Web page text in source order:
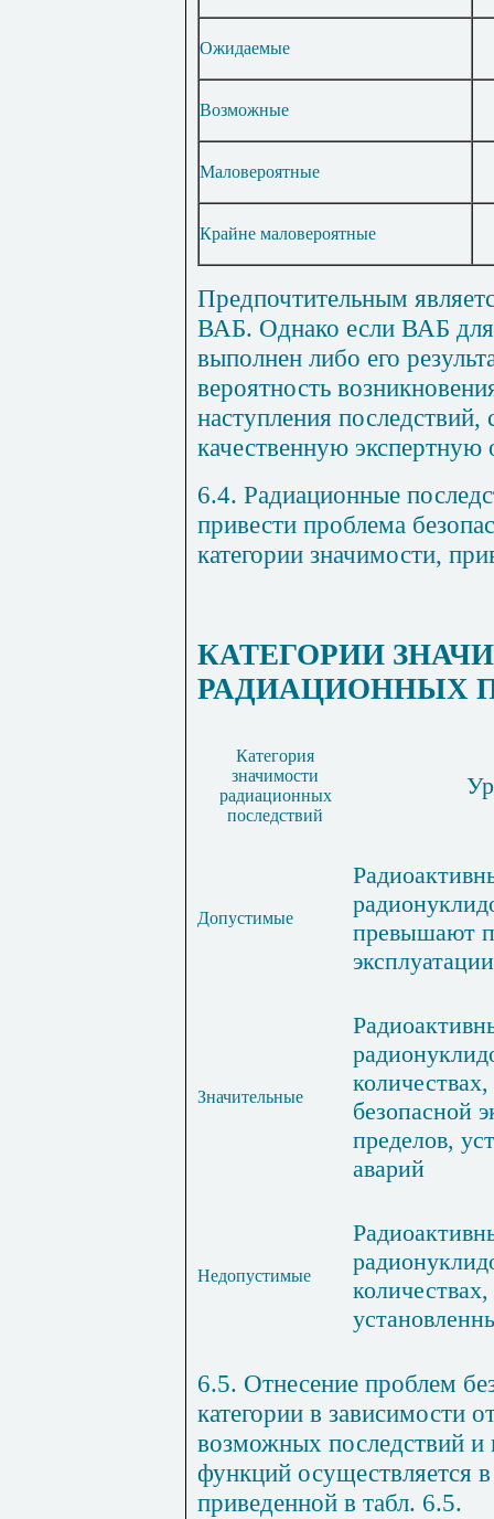
Ожидаемые
Возможные
Маловероятные
Крайне маловероятные
Предпочтительным
ВАБ. Однако если ВАБ для
выполнен либо его
вероятность
наступления последствий,
качественную экспертную
6.4. Радиационные
привести проблема
категории значимости,
КАТЕГОРИИ
РАДИАЦИОННЫХ
Категория
значимости
радиационных
последствий
Допустимые
превышают
эксплуатации
Значительные
безопасной
пределов,
аварий
Недопустимые
6.5. Отнесение проблем
категории в зависимости
возможных последствий
функций осуществляется
приведенной в табл. 6.5.